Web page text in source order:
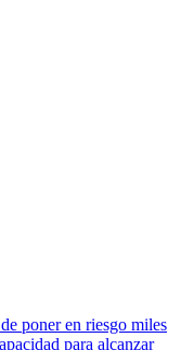
poner en riesgo miles
para alcanzar